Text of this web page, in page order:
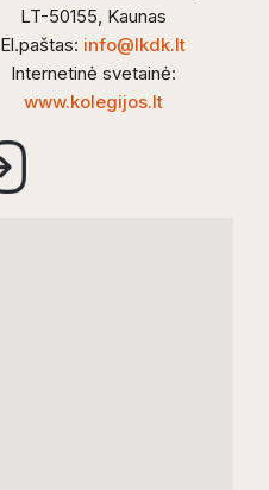
LT-50155, Kaunas
El.paštas: info@lkdk.lt
Internetinė svetainė:
www.kolegijos.lt